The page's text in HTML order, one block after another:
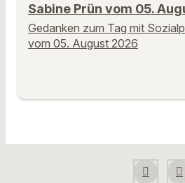
Sabine Prün vom 05.
Gedanken zum Tag mit
vom 05. August 2026